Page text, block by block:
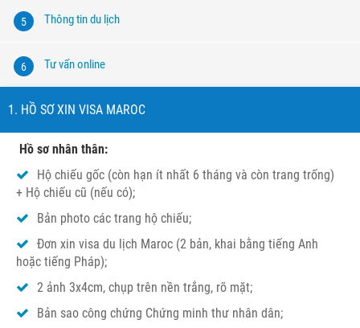
5 Thông tin du lịch
6 Tư vấn online
1. HỒ SƠ XIN VISA MAROC
Hồ sơ nhân thân:
Hộ chiếu gốc (còn hạn ít nhất 6 tháng và còn trang trống)
+ Hộ chiếu cũ (nếu có);
Bản photo các trang hộ chiếu;
Đơn xin visa du lịch Maroc (2 bản, khai bằng tiếng Anh
hoặc tiếng Pháp);
2 ảnh 3x4cm, chụp trên nền trắng, rõ mặt;
Bản sao công chứng Chứng minh thư nhân dân;